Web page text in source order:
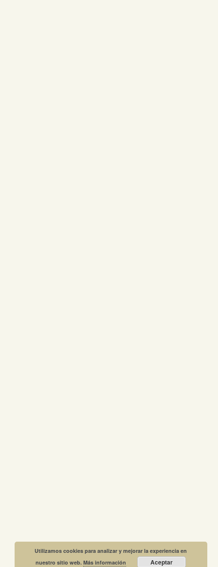
Utilizamos cookies para analizar y mejorar la experiencia en
nuestro sitio web.Más información Aceptar